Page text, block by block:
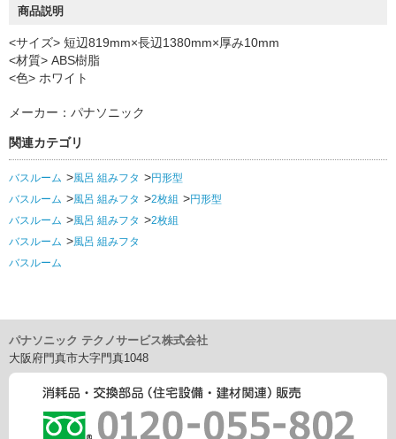
商品説明
<サイズ> 短辺819mm×長辺1380mm×厚み10mm
<材質> ABS樹脂
<色> ホワイト
メーカー：パナソニック
関連カテゴリ
バスルーム 風呂 組みフタ
円形型
バスルーム
風呂 組みフタ 2枚組
円形型
バスルーム
風呂 組みフタ
2枚組
バスルーム
風呂 組みフタ
バスルーム
パナソニック テクノサービス株式会社
大阪府門真市大字門真1048